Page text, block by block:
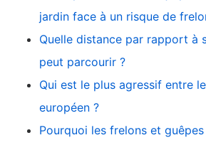
jardin face à un risque de
Quelle distance par rapport à
peut parcourir ?
Qui est le plus agressif entre
européen ?
Pourquoi les frelons et